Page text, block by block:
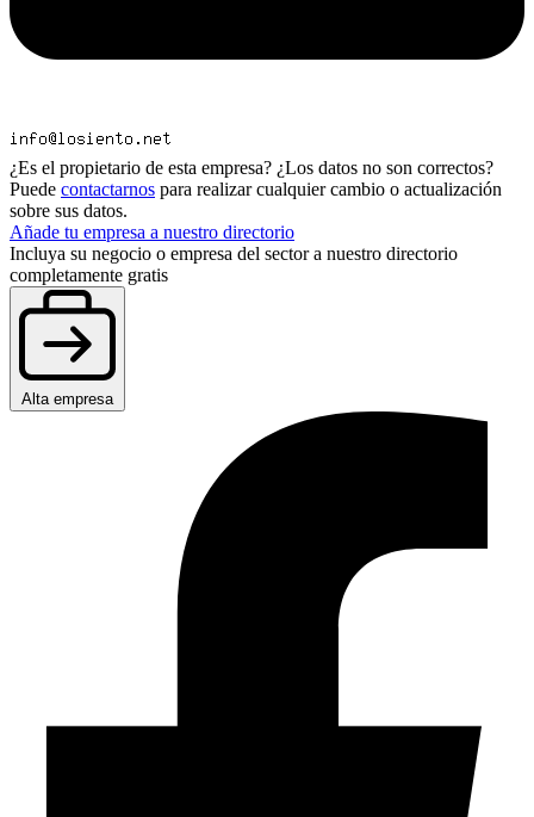
¿Es el propietario de esta empresa? ¿Los datos no son correctos?
Puede contactarnos para realizar cualquier cambio o actualización
sobre sus datos.
Añade tu empresa a nuestro directorio
Incluya su negocio o empresa del sector a nuestro directorio
completamente gratis
Alta empresa